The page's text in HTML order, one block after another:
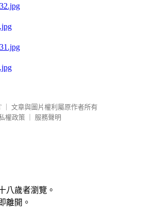
文章與圖片權利屬原作者所有
權政策
服務聲明
八歲者瀏覽。
離開。